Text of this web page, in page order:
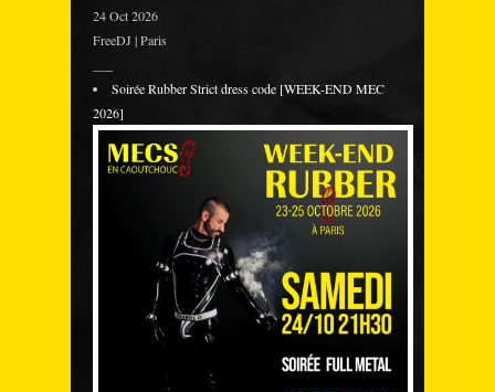
24 Oct 2026
FreeDJ | Paris
Soirée Rubber Strict dress code [WEEK-END MEC
2026]